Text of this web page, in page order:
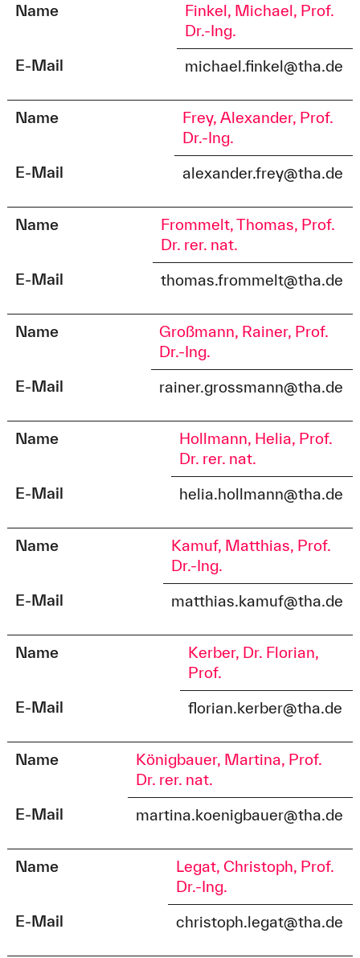
Name
Finkel, Michael, Prof.
Dr.-Ing.
E-Mail
michael.finkel@tha.de
Name
Frey, Alexander, Prof.
Dr.-Ing.
E-Mail
alexander.frey@tha.de
Name
Frommelt, Thomas, Prof.
Dr. rer. nat.
E-Mail
thomas.frommelt@tha.de
Name
Großmann, Rainer, Prof.
Dr.-Ing.
E-Mail
rainer.grossmann@tha.de
Name
Hollmann, Helia, Prof.
Dr. rer. nat.
E-Mail
helia.hollmann@tha.de
Name
Kamuf, Matthias, Prof.
Dr.-Ing.
E-Mail
matthias.kamuf@tha.de
Name
Kerber, Dr. Florian,
Prof.
E-Mail
florian.kerber@tha.de
Name
Königbauer, Martina, Prof.
Dr. rer. nat.
E-Mail
martina.koenigbauer@tha.de
Name
Legat, Christoph, Prof.
Dr.-Ing.
E-Mail
christoph.legat@tha.de